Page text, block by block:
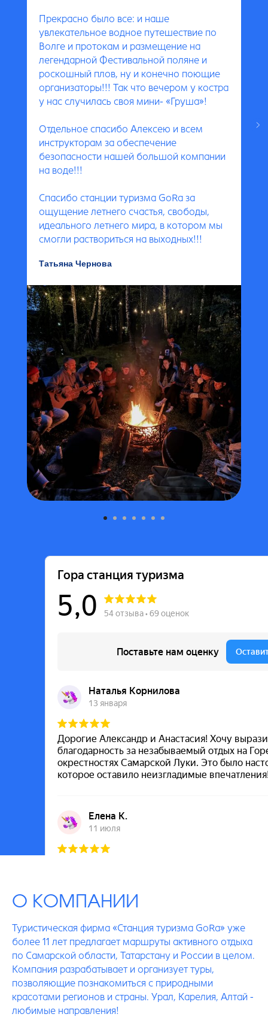
Прекрасно было все: и наше
увлекательное водное путешествие по
Волге и протокам и размещение на
легендарной Фестивальной поляне и
роскошный плов, ну и конечно поющие
организаторы!!! Так что вечером у костра
у нас случилась своя мини- «Груша»!
Отдельное спасибо Алексею и всем
инструкторам за обеспечение
безопасности нашей большой компании
на воде!!!
Спасибо станции туризма GoRа за
ощущение летнего счастья, свободы,
идеального летнего мира, в котором мы
смогли раствориться на выходных!!!
Татьяна Чернова
О КОМПАНИИ
Туристическая фирма «Станция туризма GoRa» уже
более 11 лет предлагает маршруты активного отдыха
по Самарской области, Татарстану и России в целом.
Компания разрабатывает и организует туры,
позволяющие познакомиться с природными
красотами регионов и страны. Урал, Карелия, Алтай -
любимые направления!